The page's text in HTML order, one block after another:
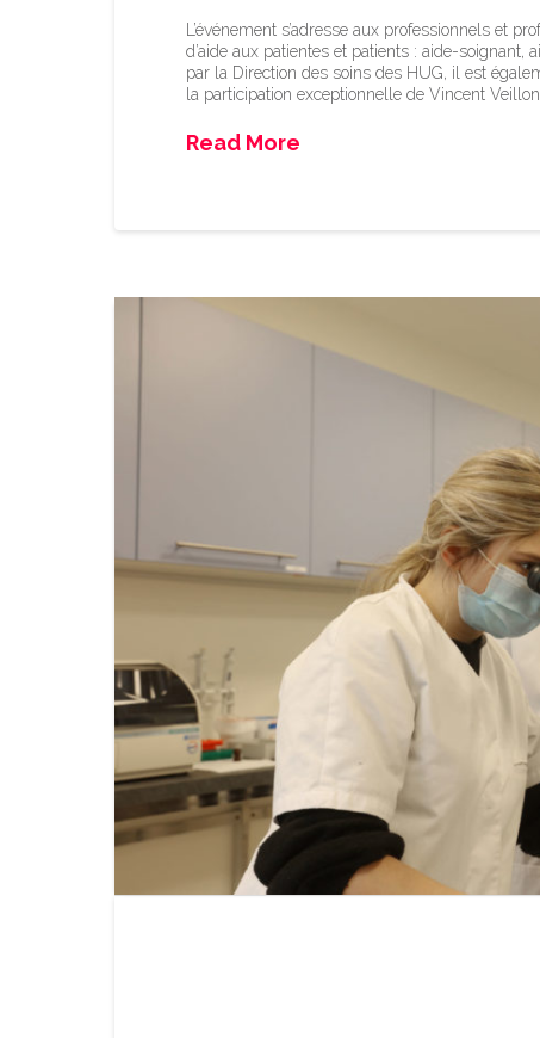
L’événement s’adresse aux professionnels et
d’aide aux patientes et patients : aide-
par la Direction des soins des HUG, il est
la participation exceptionnelle de Vincent
Read More